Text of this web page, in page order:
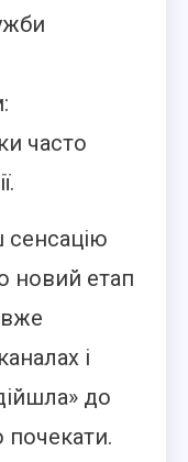
часто
сенсацію
новий етап
вже
і
до
почекати.